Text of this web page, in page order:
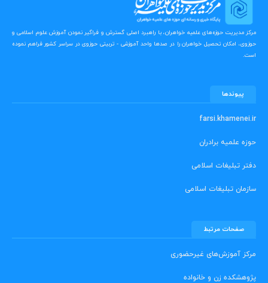
مرکز مدیریت حوزه‌های علمیه خواهران، با راهبرد اصلی گسترش و فراگیر نمودن آموزش علوم اسلامی و
حوزوی، امکان تحصیل خواهران را در صدها واحد آموزشی - تربیتی حوزوی در سراسر کشور فراهم نموده
است.
پیوندها
farsi.khamenei.ir
حوزه علمیه برادران
دفتر تبلیغات اسلامی
سازمان تبلیغات اسلامی
صفحات مرتبط
مرکز آموزش‌های غیرحضوری
پژوهشکده زن و خانواده